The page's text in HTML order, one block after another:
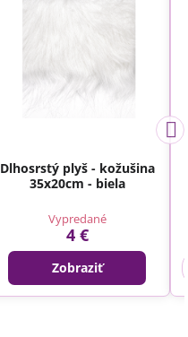
Dlhosrstý plyš - kožušina
35x20cm - biela
Vypredané
4 €
Zobraziť